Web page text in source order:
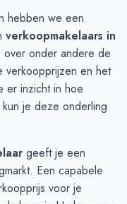
hebben we een
verkoopmakelaars in
onder andere de
verkoopprijzen en het
er inzicht in hoe
je deze onderling
geeft je een
Een capabele
voor je